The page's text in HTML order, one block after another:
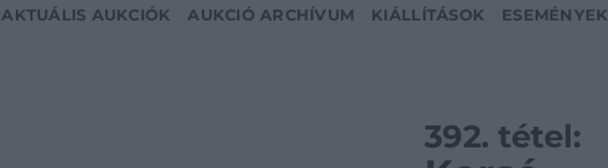
AKTUÁLIS AUKCIÓK AUKCIÓ ARCHÍVUM KIÁLLÍTÁSOK ESEMÉNYEK
392. tétel: